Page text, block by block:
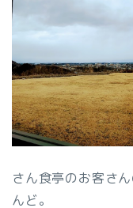
さん食亭のお客さ
んど。